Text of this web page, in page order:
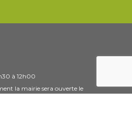
à 12h00
la mairie sera ouverte le